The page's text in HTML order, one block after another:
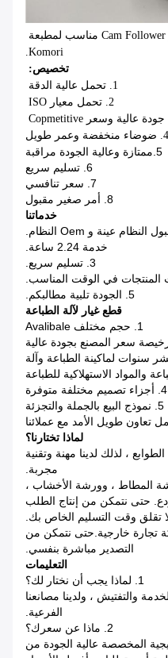
Komori.
تخصيص:
1. تحمل عالية الدقة
2. تحمل معيار ISO
4. ضوضاء منخفضة وعمر طويل
5.ممتازة وعالية الجودة مراقبة
6. تسليم سريع
7. سعر تنافسي
8. أمر صغير مقبول
خدماتنا
خدمة 2.24 ساعة.
3. تسليم سريع.
5. الجودة تلبية مطالبكم.
قطع غيار لآلة الطباعة
1. حجم مختلف Avalibale
سنوات لماكينة الطباعة وآلة
والمواد الاستهلاكية للطباعة
4. أجزاء تصميم مختلفة متوفرة
5. نموذج البيع بالجملة والتجزئة
لماذا تختارنا؟
الطوابع ، لذلك لدينا مهنة وتقنية
مجربة.
المطاط ، وورشة الأخشاب ،
حتى نتمكن من إنتاج الطلب
تقلق وقت التسليم الخاص بك.
تجارة خارجية.حتى نتمكن من
التصدير مباشرة بنفسي.
التعليمات
1. لماذا يجب أن نختار لك؟
والتفتيش ، ولدينا مصانعنا
الفرعية.
2. ماذا عن سعرك؟
المخصصة عالية الجودة من